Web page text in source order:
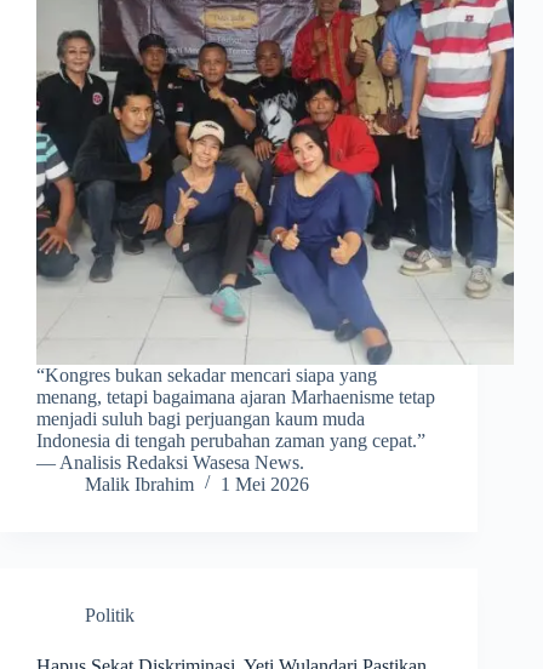
​“Kongres bukan sekadar mencari siapa yang
menang, tetapi bagaimana ajaran Marhaenisme tetap
menjadi suluh bagi perjuangan kaum muda
Indonesia di tengah perubahan zaman yang cepat.”
— Analisis Redaksi Wasesa News.
Malik Ibrahim
1 Mei 2026
Politik